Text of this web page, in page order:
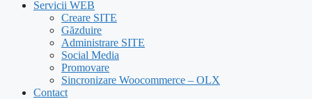
Servicii WEB
Creare SITE
Găzduire
Administrare SITE
Social Media
Promovare
Sincronizare Woocommerce – OLX
Contact